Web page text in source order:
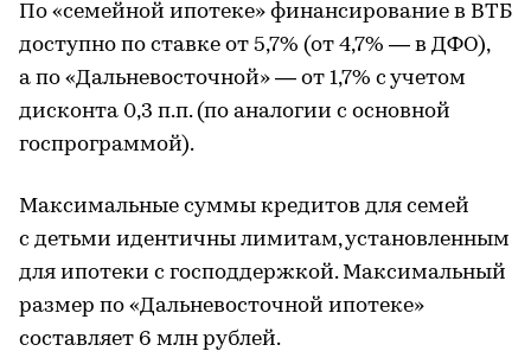
По «семейной ипотеке» финансирование в ВТБ
доступно по ставке от 5,7% (от 4,7% — в ДФО),
а по «Дальневосточной» — от 1,7% с учетом
дисконта 0,3 п.п. (по аналогии с основной
госпрограммой).
Максимальные суммы кредитов для семей
с детьми идентичны лимитам, установленным
для ипотеки с господдержкой. Максимальный
размер по «Дальневосточной ипотеке»
составляет 6 млн рублей.